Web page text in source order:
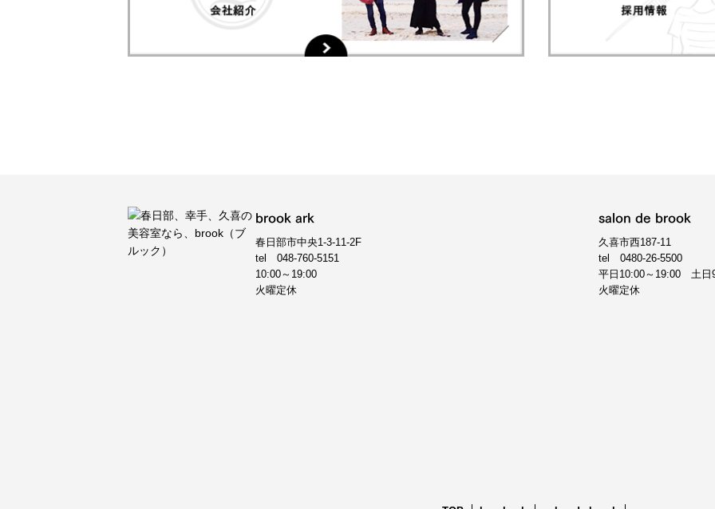
brook ark
春日部市中央1-3-11-2F
tel 048-760-5151
10:00～19:00
火曜定休
salon de brook
久喜市西187-11
tel 0480-26-5500
平日10:00～19:00 土日
火曜定休